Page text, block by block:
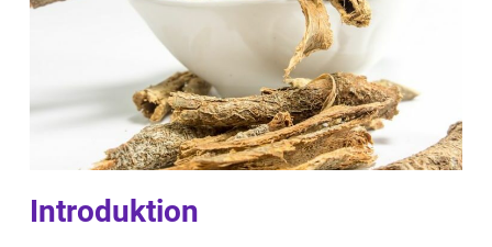
Introduktion